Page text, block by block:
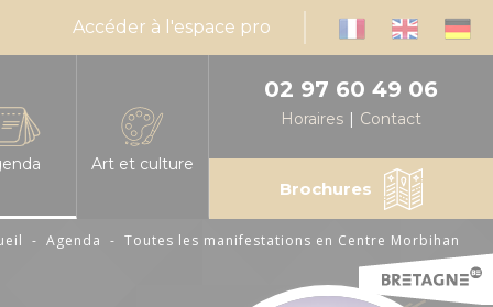
Accéder à l'espace pro
horaires
les manifestations en Centre Morbihan
votre événement en Centre Morbihan
Art et culture
Expressions d'artistes
02 97 60 49 06
Horaires Contact
Brochures
- Agenda - Toutes les manifestations en Centre Morbihan